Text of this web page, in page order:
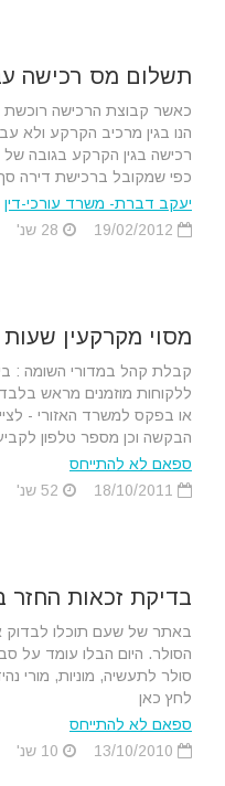
תשלום מס רכישה
כאשר קבוצת הרכישה
הנו בגין מרכיב הקרקע ולא
כפי שמקובל ברכישת דירה
יעקב דברת- משרד עורכי-דין
מסוי מקרקעין
קבלת קהל במדורי השומה :
ללקוחות מוזמנים מראש
או בפקס למשרד האזורי -
הבקשה וכן מספר טלפון
ספאם לא להתייחס
בדיקת זכאות החזר
באתר של שעם תוכלו לבדוק
לחץ כאן
ספאם לא להתייחס